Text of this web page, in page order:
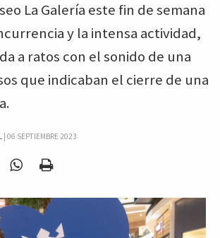
La Galería este fin de semana
y la intensa actividad,
a ratos con el sonido de una
que indicaban el cierre de una
| 06 SEPTIEMBRE 2023